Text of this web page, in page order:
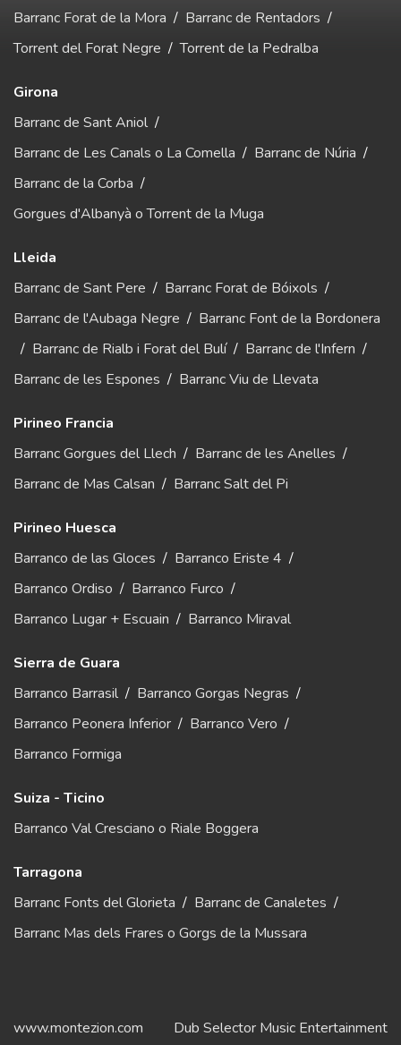
Barranc Forat de la Mora / Barranc de Rentadors /
Torrent del Forat Negre /Torrent de la Pedralba
Girona
Barranc de Sant Aniol /
Barranc de Les Canals o La Comella / Barranc de Núria /
Barranc de la Corba /
Gorgues d'Albanyà o Torrent de la Muga
Lleida
Barranc de Sant Pere / Barranc Forat de Bóixols /
Barranc de l'Aubaga Negre / Barranc Font de la Bordonera
/ Barranc de Rialb i Forat del Bulí/ Barranc de l'Infern /
Barranc de les Espones / Barranc Viu de Llevata
Pirineo Francia
Barranc Gorgues del Llech / Barranc de les Anelles /
Barranc de Mas Calsan / Barranc Salt del Pi
Pirineo Huesca
Barranco de las Gloces / Barranco Eriste 4 /
Barranco Ordiso / Barranco Furco /
Barranco Lugar + Escuain / Barranco Miraval
Sierra de Guara
Barranco Barrasil / Barranco Gorgas Negras /
Barranco Peonera Inferior / Barranco Vero /
Barranco Formiga
Suiza - Ticino
Barranco Val Cresciano o Riale Boggera
Tarragona
Barranc Fonts del Glorieta / Barranc de Canaletes /
Barranc Mas dels Frares o Gorgs de la Mussara
www.montezion.com Dub Selector Music Entertainment